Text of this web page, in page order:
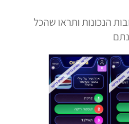
הנכונות ותראו שהכל